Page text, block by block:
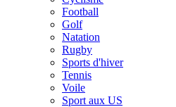
Football
Golf
Natation
Rugby
Sports d'hiver
Tennis
Voile
Sport aux US